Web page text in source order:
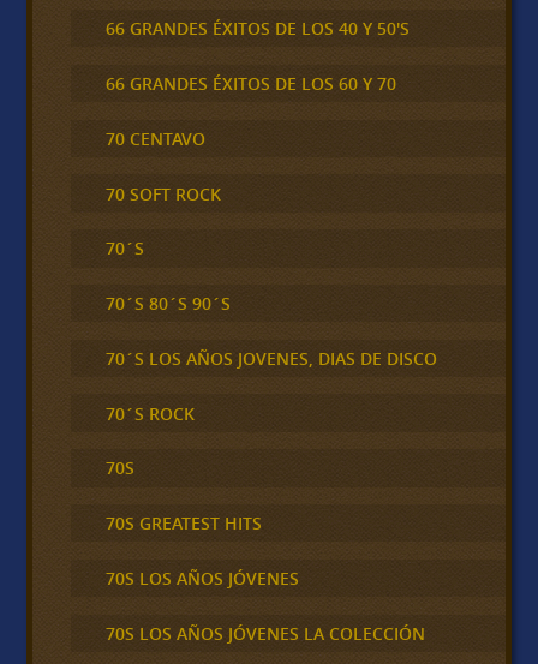
66 GRANDES ÉXITOS DE LOS 40 Y 50'S
66 GRANDES ÉXITOS DE LOS 60 Y 70
70 CENTAVO
70 SOFT ROCK
70´S
70´S 80´S 90´S
70´S LOS AÑOS JOVENES, DIAS DE DISCO
70´S ROCK
70S
70S GREATEST HITS
70S LOS AÑOS JÓVENES
70S LOS AÑOS JÓVENES LA COLECCIÓN